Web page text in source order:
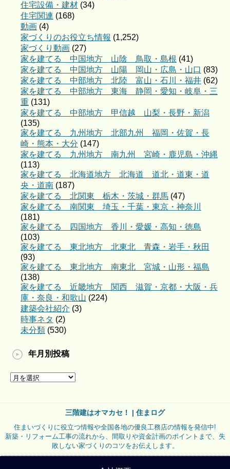
住宅設備・建材 (34)
住宅関連 (168)
動画 (4)
家づくりのお役立ち情報 (1,252)
家づくり動画 (27)
家を建てる 中国地方 山陰 鳥取・島根 (41)
家を建てる 中国地方 山陽 岡山・広島・山口 (83)
家を建てる 中部地方 北陸 富山・石川・福井 (62)
家を建てる 中部地方 東海 静岡・愛知・岐阜・三
重 (131)
家を建てる 中部地方 甲信越 山梨・長野・新潟
(135)
家を建てる 九州地方 北部九州 福岡・佐賀・長
崎・熊本・大分 (147)
家を建てる 九州地方 南九州 宮崎・鹿児島・沖縄
(113)
家を建てる 北海道地方 北海道 道北・道東・道
央・道南 (187)
家を建てる 北関東 栃木・茨城・群馬 (47)
家を建てる 南関東 埼玉・千葉・東京・神奈川
(181)
家を建てる 四国地方 香川・愛媛・高知・徳島
(103)
家を建てる 東北地方 北東北 青森・岩手・秋田
(93)
家を建てる 東北地方 南東北 宮城・山形・福島
(138)
家を建てる 近畿地方 関西 滋賀・京都・大阪・兵
庫・奈良・和歌山 (224)
建築会社紹介 (3)
時事ネタ (2)
未分類 (530)
年月別投稿
三階建はオマカセ！ | 住まログ
住まいづくりに役立つ情報や全国各地の優良工務店の情報を発信中!
新築・リフォーム工事の流れから、間取りや資金計画のポイントまで、失
敗しない家づくりのコツをお伝えします。